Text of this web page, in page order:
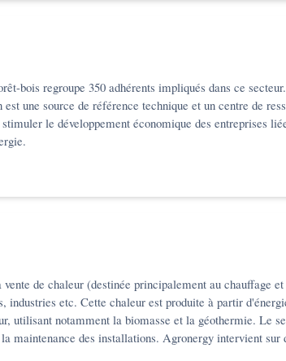
bois regroupe 350 adhérents impliqués dans ce
une source de référence technique et un centre de
le développement économique des entreprises
de chaleur (destinée principalement au chauffage
industries etc. Cette chaleur est produite à partir
utilisant notamment la biomasse et la géothermie. Le
maintenance des installations. Agronergy intervient sur